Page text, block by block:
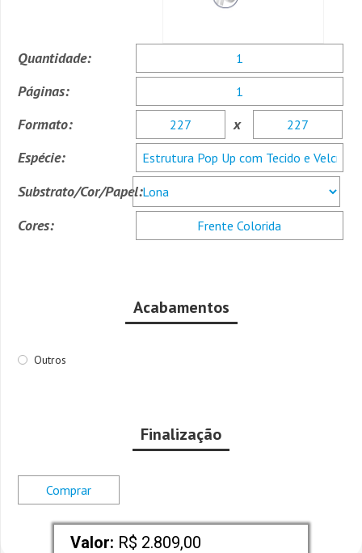
Quantidade:
Páginas:
Formato:
x
Espécie:
Substrato/Cor/Papel:
Cores:
Acabamentos
Outros
Finalização
Comprar
Valor: R$ 2.809,00